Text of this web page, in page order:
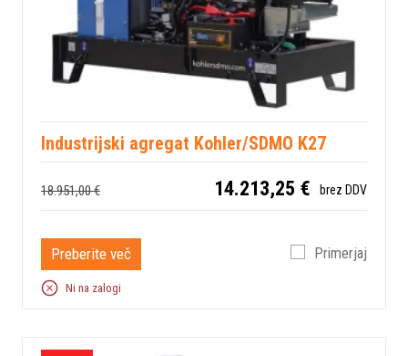
Industrijski agregat Kohler/SDMO K27
18.951,00 € 14.213,25 € brez DDV
Preberite več Primerjaj
Ni na zalogi